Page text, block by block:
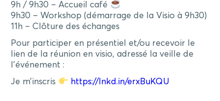
9h / 9h30 – Accueil café
9h30 – Workshop (démarrage de la Visio à 9h30)
11h – Clôture des échanges
Pour participer en présentiel et/ou recevoir le
lien de la réunion en visio, adressé la veille de
l’événement :
Je m’inscris
https://lnkd.in/erxBuKQU